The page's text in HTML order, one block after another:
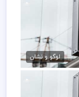
لوگو و نشان